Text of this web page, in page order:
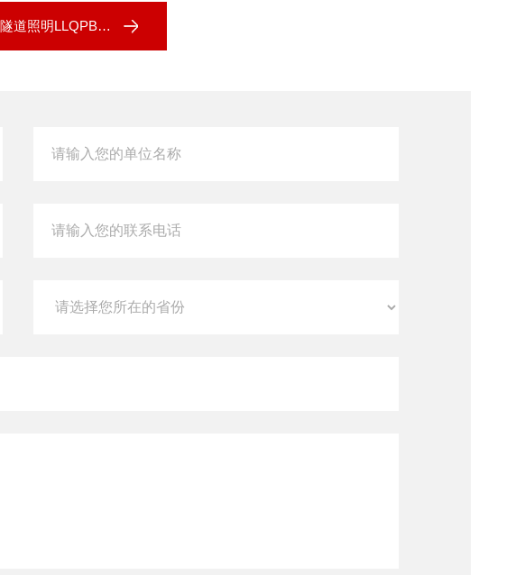
明LLQPBSeries